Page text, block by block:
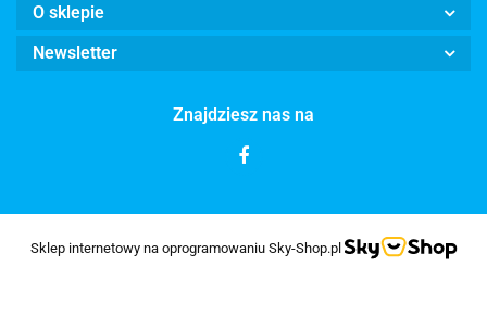
O sklepie
Newsletter
Znajdziesz nas na
Sklep internetowy na oprogramowaniu Sky-Shop.pl